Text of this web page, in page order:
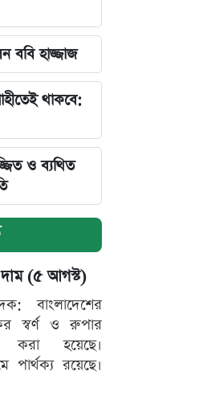
ববি হাজ্জাজ
থাকবে:
ও ব্যথিত
(৫ আগস্ট)
বাংলাদেশের
স্বর্ণ ও রুপার
করা হয়েছে।
পার্থক্য রয়েছে।